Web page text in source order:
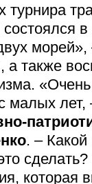
турнира
состоялся
морей»,
а также
малых лет,
. –
которая